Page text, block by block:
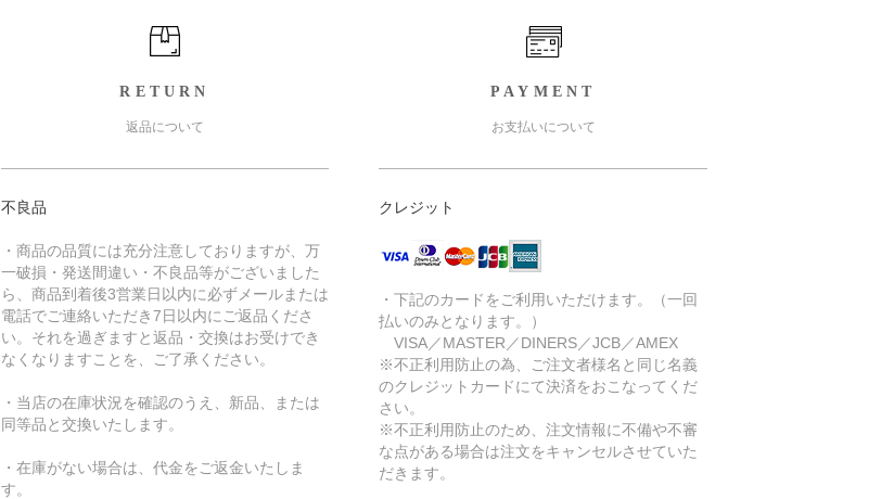
RETURN
返品について
不良品
・商品の品質には充分注意しておりますが、万
一破損・発送間違い・不良品等がございました
ら、商品到着後3営業日以内に必ずメールまたは
電話でご連絡いただき7日以内にご返品くださ
い。それを過ぎますと返品・交換はお受けでき
なくなりますことを、ご了承ください。
・当店の在庫状況を確認のうえ、新品、または
同等品と交換いたします。
・在庫がない場合は、代金をご返金いたしま
す。
PAYMENT
お支払いについて
クレジット
・下記のカードをご利用いただけます。（一回
払いのみとなります。）
VISA／MASTER／DINERS／JCB／AMEX
※不正利用防止の為、ご注文者様名と同じ名義
のクレジットカードにて決済をおこなってくだ
さい。
※不正利用防止のため、注文情報に不備や不審
な点がある場合は注文をキャンセルさせていた
だきます。